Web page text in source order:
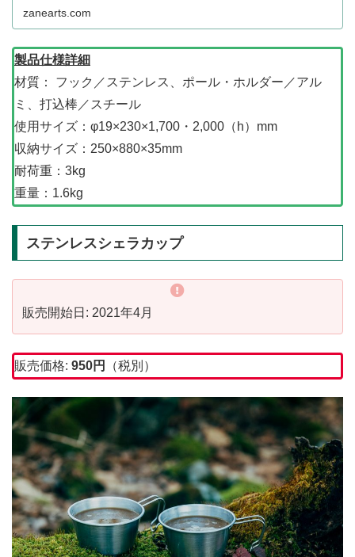
zanearts.com
製品仕様詳細
材質： フック／ステンレス、ポール・ホルダー／アル
ミ、打込棒／スチール
使用サイズ：φ19×230×1,700・2,000（h）mm
収納サイズ：250×880×35mm
耐荷重：3kg
重量：1.6kg
ステンレスシェラカップ
販売開始日: 2021年4月
販売価格: 950円 （税別）